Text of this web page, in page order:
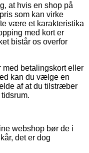
at hvis en shop på
som kan virke
være et karakteristika
med kort er
bistår os overfor
betalingskort eller
kan du vælge en
af at du tilstræber
webshop bør de i
det er dog